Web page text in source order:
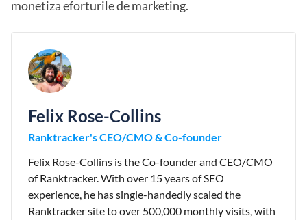
monetiza eforturile de marketing.
Felix Rose-Collins
Ranktracker's CEO/CMO & Co-founder
Felix Rose-Collins is the Co-founder and CEO/CMO
of Ranktracker. With over 15 years of SEO
experience, he has single-handedly scaled the
Ranktracker site to over 500,000 monthly visits, with